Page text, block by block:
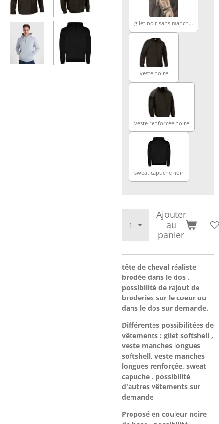
gilet noir sans manches
veste noire
veste renforcée noire
sweat capuche noir
Ajouter
au
panier
tête de cheval réaliste
brodée dans le dos .
possibilité de rajout de
broderies sur le coeur ou
dans le dos sur demande.
Différentes possibilitées de
vêtements : gilet softshell ,
veste manches longues
softshell, veste manches
longues renforçée, sweat
capuche . possibilité
d'autres vêtements sur
demande
Proposé en couleur noire